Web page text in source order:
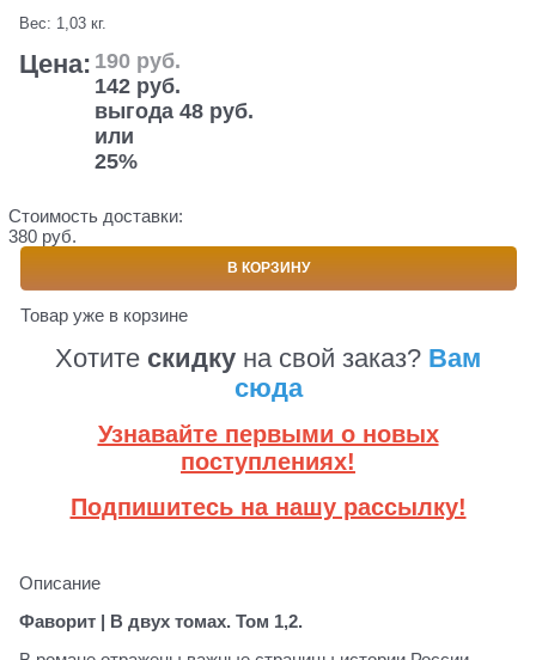
Вес: 1,03 кг.
Цена: 190 руб.
142 руб.
выгода 48 руб.
или
25%
Стоимость доставки:
380 руб.
В КОРЗИНУ
Товар уже в корзине
Хотите скидку на свой заказ? Вам
сюда
Узнавайте первыми о новых
поступлениях!
Подпишитесь на нашу рассылку!
Описание
Фаворит | В двух томах. Том 1,2.